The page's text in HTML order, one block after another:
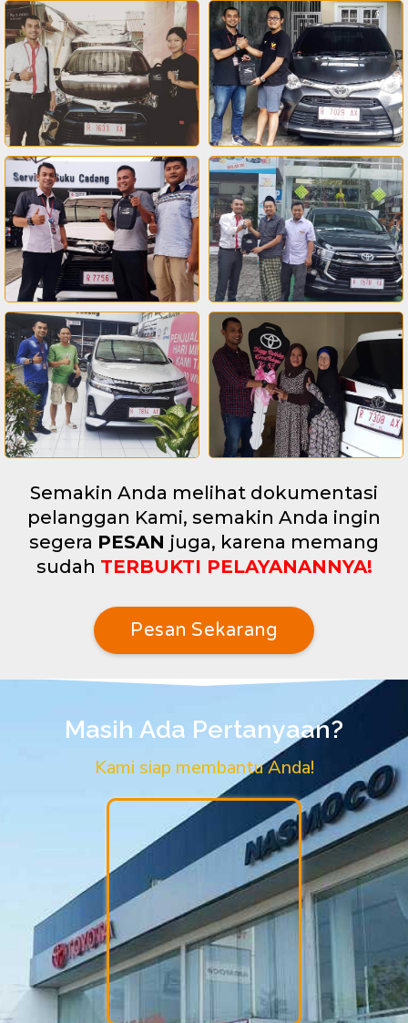
Semakin Anda melihat dokumentasi
pelanggan Kami, semakin Anda ingin
segera PESAN juga, karena memang
sudah TERBUKTI PELAYANANNYA!
Pesan Sekarang
Masih Ada Pertanyaan?
Kami siap membantu Anda!